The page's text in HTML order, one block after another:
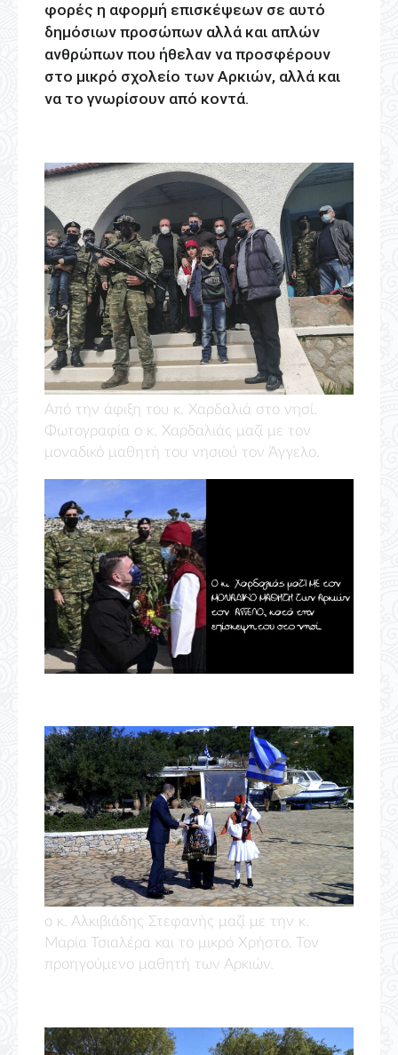
φορές η αφορμή επισκέψεων σε αυτό
δημόσιων προσώπων αλλά και απλών
ανθρώπων που ήθελαν να προσφέρουν
στο μικρό σχολείο των Αρκιών, αλλά και
να το γνωρίσουν από κοντά.
Από την άφιξη του κ. Χαρδαλιά στο νησί.
Φωτογραφία ο κ. Χαρδαλιάς μαζί με τον
μοναδικό μαθητή του νησιού τον Άγγελο.
ο κ. Αλκιβιάδης Στεφανής μαζί με την κ.
Μαρία Τσιαλέρα και το μικρό Χρήστο. Τον
προηγούμενο μαθητή των Αρκιών.